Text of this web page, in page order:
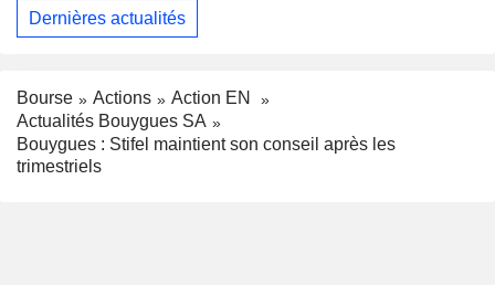
Dernières actualités
Bourse Actions
Action EN
Actualités Bouygues SA
Bouygues : Stifel maintient son conseil après les
trimestriels